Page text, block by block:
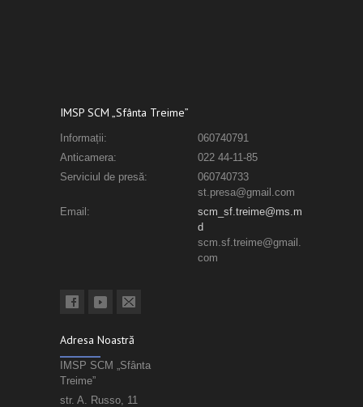
IMSP SCM „Sfânta Treime”
Informații:
060740791
Anticamera:
022 44-11-85
Serviciul de presă:
060740733
st.presa@gmail.com
Email:
scm_sf.treime@ms.m
d
scm.sf.treime@gmail.
com
Adresa Noastră
IMSP SCM „Sfânta
Treime”
str. A. Russo, 11